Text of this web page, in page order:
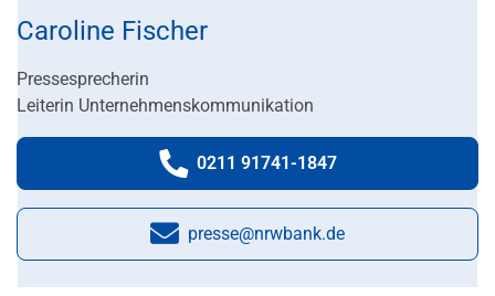
Caroline Fischer
Pressesprecherin
Leiterin Unternehmenskommunikation
Telefonnummer:
0211 91741-1847
E-Mail:
presse@nrwbank.de